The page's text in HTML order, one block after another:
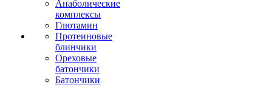
Анаболические
комплексы
Глютамин
Протеиновые
блинчики
Ореховые
батончики
Батончики